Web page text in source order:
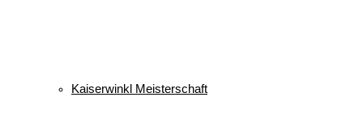
Kaiserwinkl Meisterschaft